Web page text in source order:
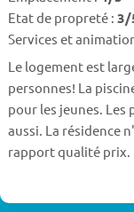
Etat de propreté : 3/
Services et
Le logement est
personnes! La
pour les jeunes. Les
aussi. La résidence
rapport qualité prix.